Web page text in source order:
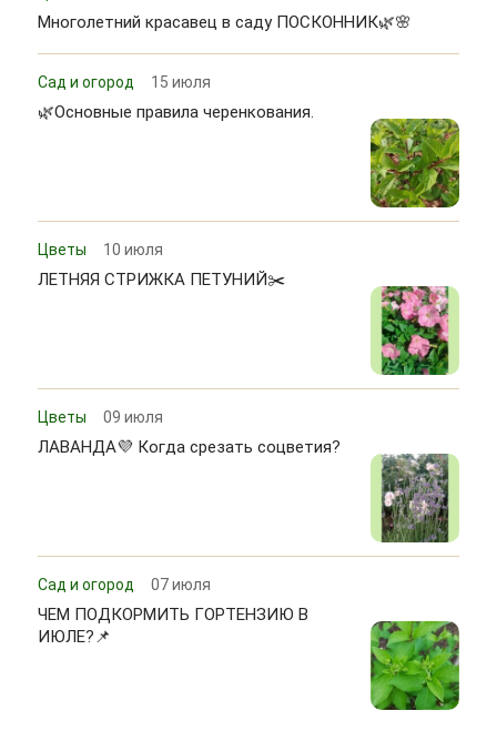
Многолетний красавец в саду ПОСКОННИК🌿🌸
Сад и огород 15 июля
🌿Основные правила черенкования.
Цветы 10 июля
ЛЕТНЯЯ СТРИЖКА ПЕТУНИЙ✂️
Цветы 09 июля
ЛАВАНДА💜 Когда срезать соцветия?
Сад и огород 07 июля
ЧЕМ ПОДКОРМИТЬ ГОРТЕНЗИЮ В
ИЮЛЕ?📌